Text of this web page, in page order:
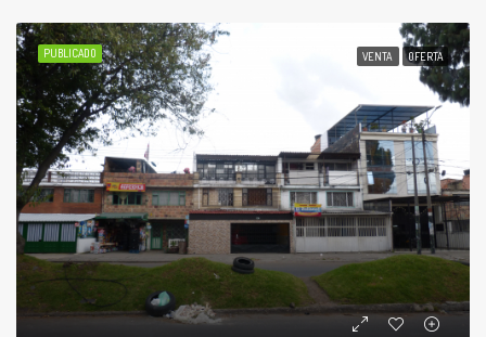
PUBLICADO VENTA OFERTA